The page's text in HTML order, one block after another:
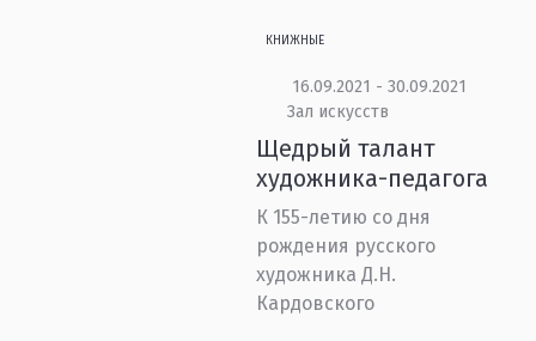
КНИЖНЫЕ
16.09.2021 - 30.09.2021
Зал искусств
Щедрый талант
художника-педагога
К 155-летию со дня
рождения русского
художника Д.Н.
Кардовского